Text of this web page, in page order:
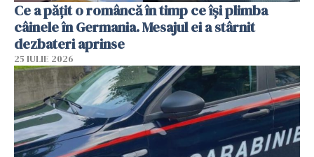
Ce a pățit o româncă în timp ce își plimba
câinele în Germania. Mesajul ei a stârnit
dezbateri aprinse
25 IULIE 2026